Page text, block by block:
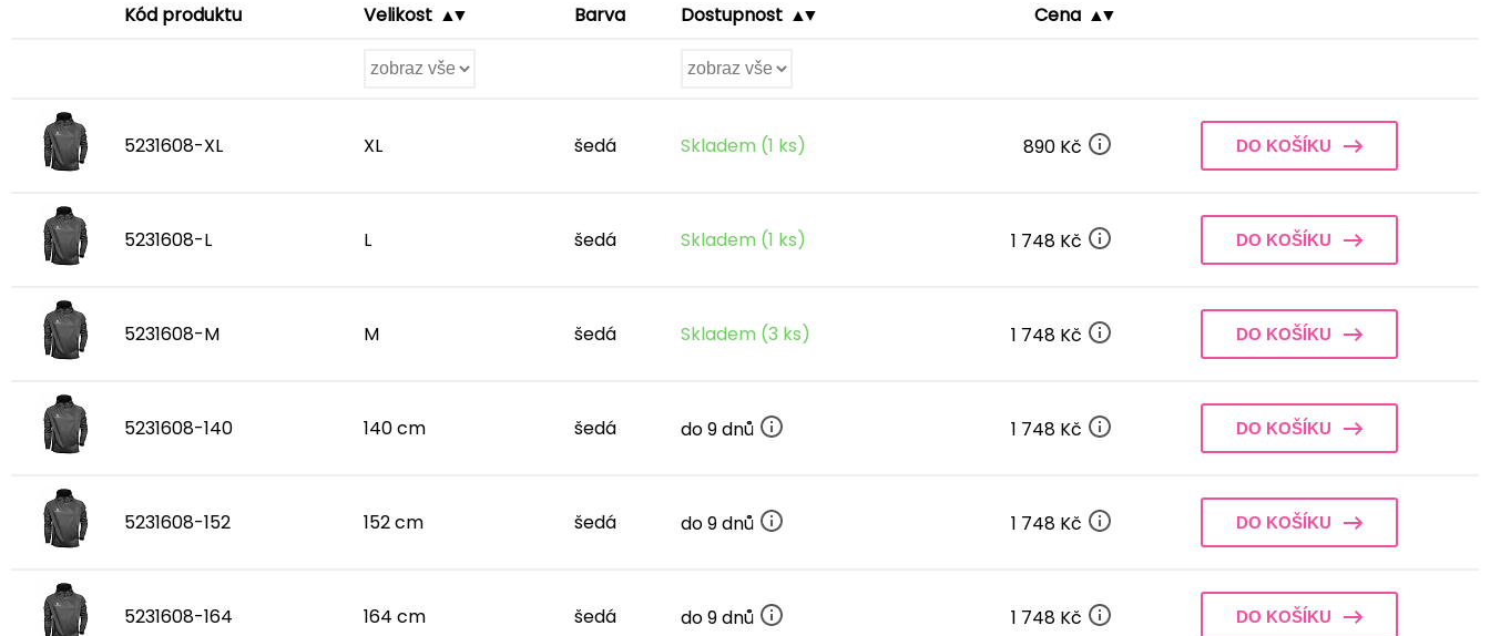
Kód produktu Velikost Barva Dostupnost Cena
5231608-XL XL šedá Skladem (1 ks) 890 Kč DO KOŠÍKU
5231608-L L šedá Skladem (1 ks) 1 748 Kč DO KOŠÍKU
5231608-M M šedá Skladem (3 ks) 1 748 Kč DO KOŠÍKU
5231608-140 140 cm šedá do 9 dnů 1 748 Kč DO KOŠÍKU
5231608-152 152 cm šedá do 9 dnů 1 748 Kč DO KOŠÍKU
5231608-164 164 cm šedá do 9 dnů 1 748 Kč DO KOŠÍKU